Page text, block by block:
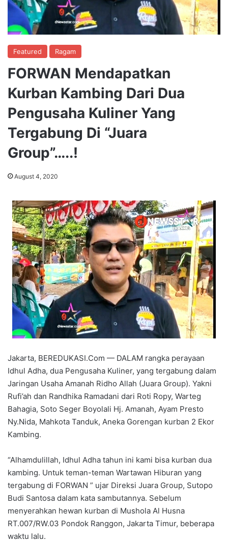
Featured Ragam
FORWAN Mendapatkan
Kurban Kambing Dari Dua
Pengusaha Kuliner Yang
Tergabung Di “Juara
Group”…..!
August 4, 2020
Jakarta, BEREDUKASI.Com — DALAM rangka perayaan
Idhul Adha, dua Pengusaha Kuliner, yang tergabung dalam
Jaringan Usaha Amanah Ridho Allah (Juara Group). Yakni
Rufi’ah dan Randhika Ramadani dari Roti Ropy, Warteg
Bahagia, Soto Seger Boyolali Hj. Amanah, Ayam Presto
Ny.Nida, Mahkota Tanduk, Aneka Gorengan kurban 2 Ekor
Kambing.
“Alhamdulillah, Idhul Adha tahun ini kami bisa kurban dua
kambing. Untuk teman-teman Wartawan Hiburan yang
tergabung di FORWAN ” ujar Direksi Juara Group, Sutopo
Budi Santosa dalam kata sambutannya. Sebelum
menyerahkan hewan kurban di Mushola Al Husna
RT.007/RW.03 Pondok Ranggon, Jakarta Timur, beberapa
waktu lalu.